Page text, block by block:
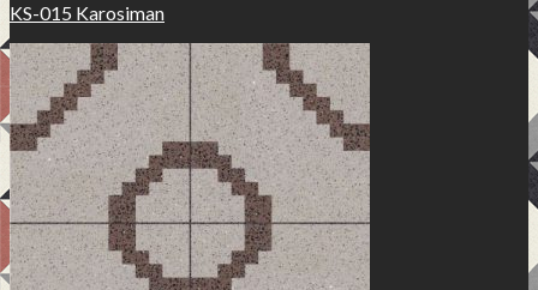
KS-015 Karosiman